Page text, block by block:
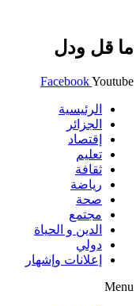
ما قل ودل
FacebookYoutube
الرئيسية
الجزائر
إقتصاد
تعليم
ثقافة
رياضة
صحة
مجتمع
الدين و الحياة
دولي
إعلانات وإشهار
Menu